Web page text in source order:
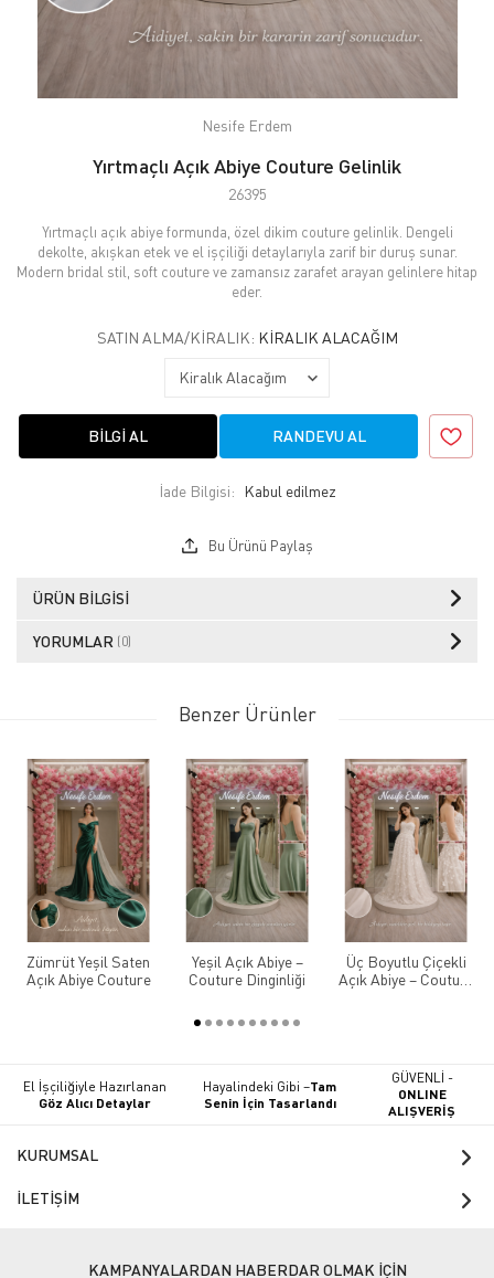
Nesife Erdem
Yırtmaçlı Açık Abiye Couture Gelinlik
26395
Yırtmaçlı açık abiye formunda, özel dikim couture gelinlik. Dengeli
dekolte, akışkan etek ve el işçiliği detaylarıyla zarif bir duruş sunar.
Modern bridal stil, soft couture ve zamansız zarafet arayan gelinlere hitap
eder.
SATIN ALMA/KIRALIK: KIRALIK ALACAĞIM
BILGI AL RANDEVU AL
İade Bilgisi:
Bu Ürünü Paylaş
ÜRÜN BILGISI
YORUMLAR (0)
Benzer Ürünler
Zümrüt Yeşil Saten
Açık Abiye Couture
Yeşil Açık Abiye –
Couture Dinginliği
Üç Boyutlu Çiçekli
Açık Abiye – Couture
El İşçiliğiyle Hazırlanan
Göz Alıcı Detaylar
Hayalindeki Gibi –Tam
Senin İçin Tasarlandı
GÜVENLİ -
ONLINE
ALIŞVERİŞ
KURUMSAL
İLETİŞİM
KAMPANYALARDAN HABERDAR OLMAK İÇİN